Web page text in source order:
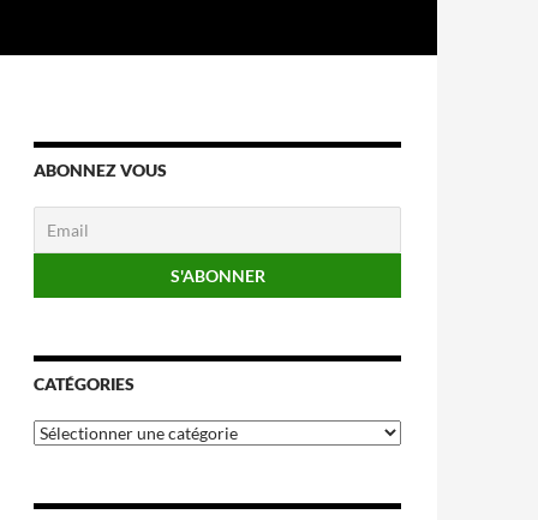
ABONNEZ VOUS
CATÉGORIES
Catégories